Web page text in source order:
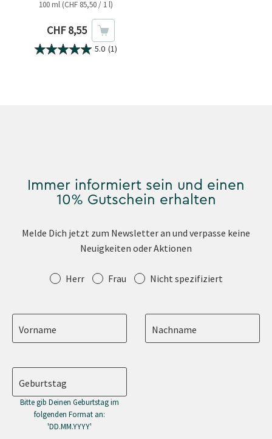
100 ml (CHF 85,50 / 1 l)
Aktueller Preis
CHF 8,55
5.0 (1)
Immer informiert sein und einen
10% Gutschein erhalten
Melde Dich jetzt zum Newsletter an und verpasse keine
Neuigkeiten oder Aktionen
Anrede Herr Frau Nicht spezifiziert
Vorname Nachname
Geburtstag
Bitte gib Deinen Geburtstag im
folgenden Format an:
'DD.MM.YYYY'